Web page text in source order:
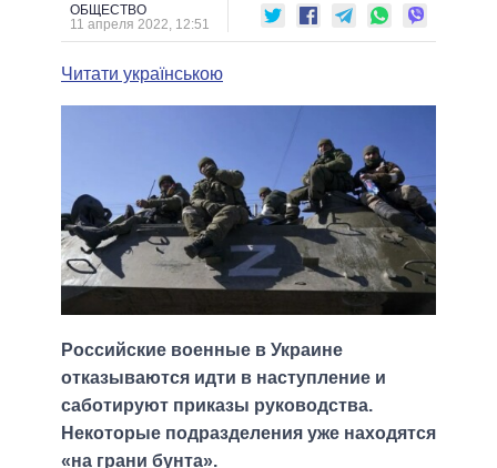
ГЛАВЫ ОБЛАДМИНИСТРАЦИЙ
МЭРЫ
ВСЕ ПЕРСОНЫ
СРАВНЕНИЕ ПОЛИТИКОВ
ОБЩЕСТВО
11 апреля 2022, 12:51
Читати українською
Российские военные в Украине
отказываются идти в наступление и
саботируют приказы руководства.
Некоторые подразделения уже находятся
«на грани бунта».